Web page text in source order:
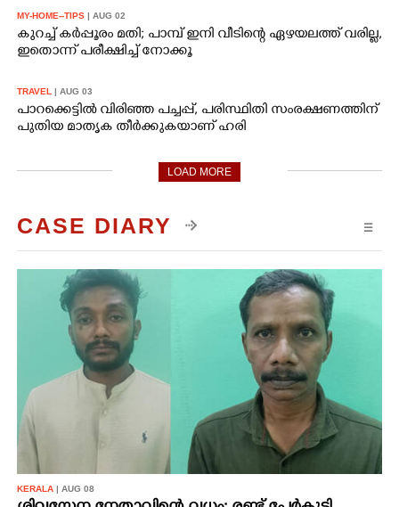
MY-HOME--TIPS | AUG 02
കുറച്ച് കർപ്പൂരം മതി; പാമ്പ് ഇനി വീടിന്റെ ഏഴയലത്ത് വരില്ല,
ഇതൊന്ന് പരീക്ഷിച്ച് നോക്കൂ
TRAVEL | AUG 03
പാറക്കെട്ടിൽ വിരിഞ്ഞ പച്ചപ്പ്, പരിസ്ഥിതി സംരക്ഷണത്തിന്
പുതിയ മാതൃക തീർക്കുകയാണ് ഹരി
LOAD MORE
CASE DIARY ☰
KERALA | AUG 08